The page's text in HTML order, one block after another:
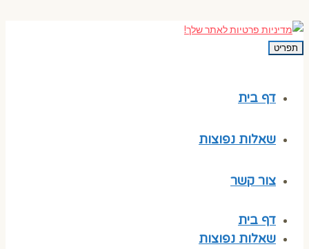
תפריט
דף בית
שאלות נפוצות
צור קשר
דף בית
שאלות נפוצות